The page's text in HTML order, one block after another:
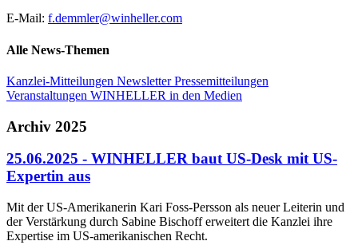
E-Mail: f.demmler@winheller.com
Alle News-Themen
Kanzlei-Mitteilungen NewsletterPressemitteilungen
Veranstaltungen WINHELLER in den Medien
Archiv 2025
25.06.2025 - WINHELLER baut US-Desk mit US-
Expertin aus
Mit der US-Amerikanerin Kari Foss-Persson als neuer Leiterin und
der Verstärkung durch Sabine Bischoff erweitert die Kanzlei ihre
Expertise im US-amerikanischen Recht.